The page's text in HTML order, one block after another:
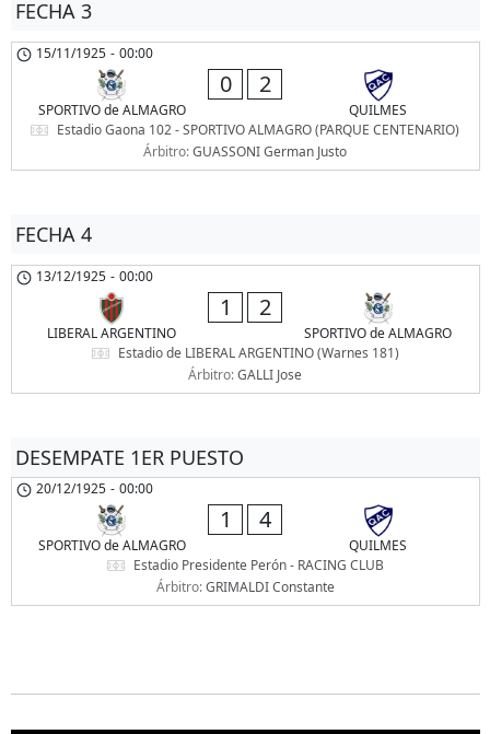
FECHA 3
15/11/1925 - 00:00
SPORTIVO de ALMAGRO
0 2
QUILMES
Estadio Gaona 102 - SPORTIVO ALMAGRO (PARQUE CENTENARIO)
Árbitro:GUASSONI German Justo
FECHA 4
13/12/1925 - 00:00
LIBERAL ARGENTINO
1 2
SPORTIVO de ALMAGRO
Estadio de LIBERAL ARGENTINO (Warnes 181)
Árbitro:GALLI Jose
DESEMPATE 1ER PUESTO
20/12/1925 - 00:00
SPORTIVO de ALMAGRO
1 4
QUILMES
Estadio Presidente Perón - RACING CLUB
Árbitro:GRIMALDI Constante